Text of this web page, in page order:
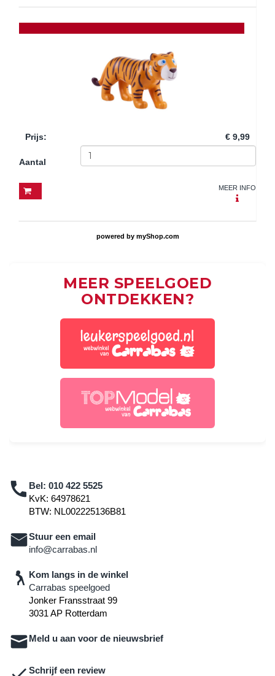
Prijs: € 9,99
Aantal
MEER INFO
powered by myShop.com
MEER SPEELGOED
ONTDEKKEN?
Bel: 010 422 5525
KvK: 64978621
BTW: NL002225136B81
Stuur een email
info@carrabas.nl
Kom langs in de winkel
Carrabas speelgoed
Jonker Fransstraat 99
3031 AP Rotterdam
Meld u aan voor de nieuwsbrief
Schrijf een review